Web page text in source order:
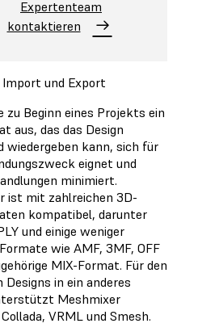
Expertenteam
kontaktieren
Import und Export
zu Beginn eines Projekts ein
aus, das das Design
wiedergeben kann, sich für
eignet und
minimiert.
ist mit zahlreichen 3D-
kompatibel, darunter
und einige weniger
wie AMF, 3MF, OFF
MIX-Format. Für den
Designs in ein anderes
Meshmixer
VRML und Smesh.